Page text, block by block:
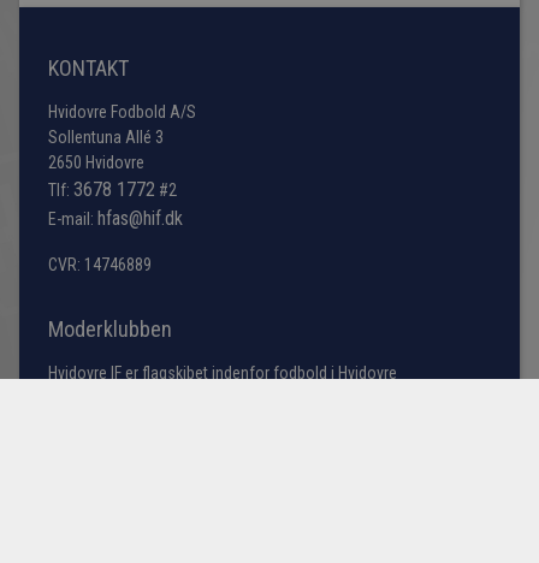
KONTAKT
Hvidovre Fodbold A/S
Sollentuna Allé 3
2650 Hvidovre
Tlf: 3678 1772 #2
E-mail: hfas@hif.dk
CVR: 14746889
Moderklubben
Hvidovre IF er flagskibet indenfor fodbold i Hvidovre